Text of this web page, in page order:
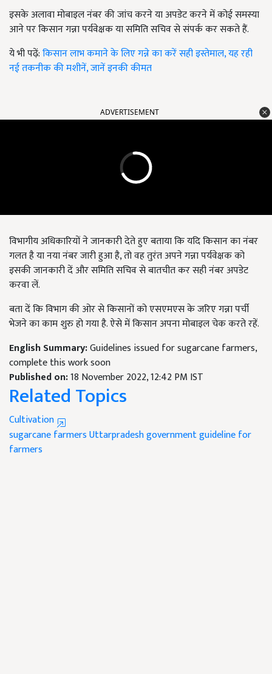
इसके अलावा मोबाइल नंबर की जांच करने या अपडेट करने में कोई समस्या
आने पर किसान गन्ना पर्यवेक्षक या समिति सचिव से संपर्क कर सकते हैं.
ये भी पढ़ें:किसान लाभ कमाने के लिए गन्ने का करें सही इस्तेमाल, यह रही
नई तकनीक की मशीनें, जानें इनकी कीमत
ADVERTISEMENT
विभागीय अधिकारियों ने जानकारी देते हुए बताया कि यदि किसान का नंबर
गलत है या नया नंबर जारी हुआ है, तो वह तुरंत अपने गन्ना पर्यवेक्षक को
इसकी जानकारी दें और समिति सचिव से बातचीत कर सही नंबर अपडेट
करवा लें.
बता दें कि विभाग की ओर से किसानों को एसएमएस के जरिए गन्ना पर्ची
भेजने का काम शुरु हो गया है. ऐसे में किसान अपना मोबाइल चेक करते रहें.
English Summary:Guidelines issued for sugarcane farmers,
complete this work soon
Published on:18 November 2022, 12:42 PM IST
Related Topics
Cultivation
sugarcane farmersUttarpradesh governmentguideline for
farmers